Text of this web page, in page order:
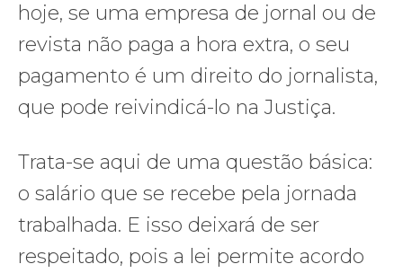
hoje, se uma empresa de jornal ou de
revista não paga a hora extra, o seu
pagamento é um direito do jornalista,
que pode reivindicá-lo na Justiça.
Trata-se aqui de uma questão básica:
o salário que se recebe pela jornada
trabalhada. E isso deixará de ser
respeitado, pois a lei permite acordo